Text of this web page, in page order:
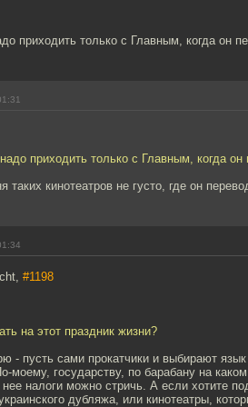
приходить только с Главным, когда он
приходить только с Главным, когда он
таких кинотеатров не густо, где он
#1198
на этот праздник жизни?
- пусть сами прокатчики и выбирают
моему, государству, по барабану на
налоги можно стричь. А если хотите
дубляжа, или кинотеатры,